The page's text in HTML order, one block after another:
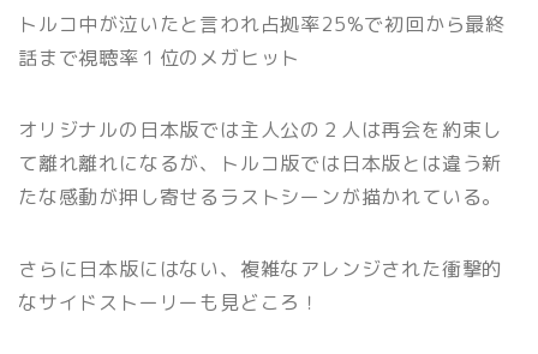
トルコ中が泣いたと言われ占拠率25%で初回から最終
話まで視聴率１位のメガヒット
オリジナルの日本版では主人公の２人は再会を約束し
て離れ離れになるが、トルコ版では日本版とは違う新
たな感動が押し寄せるラストシーンが描かれている。
さらに日本版にはない、複雑なアレンジされた衝撃的
なサイドストーリーも見どころ！